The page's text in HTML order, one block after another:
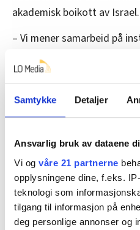
Samtykke Detaljer
Ansvarlig bruk av dataene
Vi og våre 21 partnerne
opplysningene dine, f.eks.
teknologi som
tilgang til informasjon på
deg personlige annonser og
akademisk boikott av Israel.
– Vi mener samarbeid på
Det samme gjelder
som bidrar til
dokumentert hvor tett
forsvarsindustri, og vi kan
skattepenger, sier Moxnes.
SV mener også det er
institusjonelle samarbeidet
institusjoner, men vil ikke
forsker-til-forsker-
Fugelsnes i Ap vil holde